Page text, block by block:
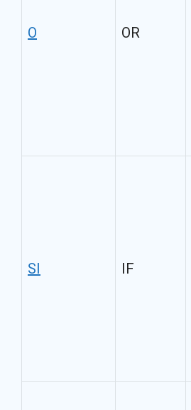
O OR
SI IF